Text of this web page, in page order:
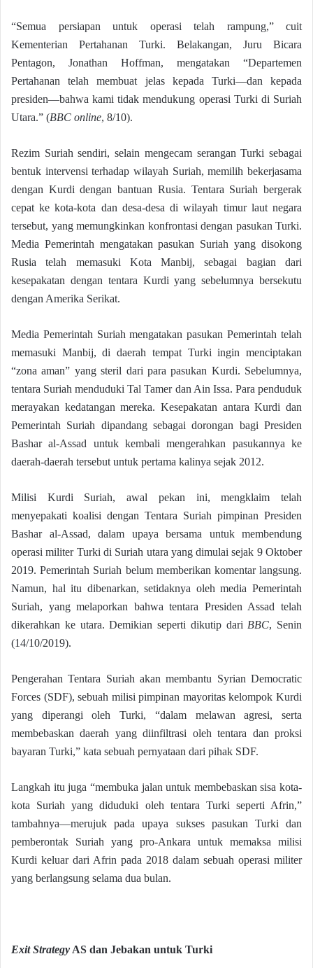
“Semua persiapan untuk operasi telah rampung,” cuit
Kementerian Pertahanan Turki. Belakangan, Juru Bicara
Pentagon, Jonathan Hoffman, mengatakan “Departemen
Pertahanan telah membuat jelas kepada Turki—dan kepada
presiden—bahwa kami tidak mendukung operasi Turki di Suriah
Utara.” (BBC online, 8/10).
Rezim Suriah sendiri, selain mengecam serangan Turki sebagai
bentuk intervensi terhadap wilayah Suriah, memilih bekerjasama
dengan Kurdi dengan bantuan Rusia. Tentara Suriah bergerak
cepat ke kota-kota dan desa-desa di wilayah timur laut negara
tersebut, yang memungkinkan konfrontasi dengan pasukan Turki.
Media Pemerintah mengatakan pasukan Suriah yang disokong
Rusia telah memasuki Kota Manbij, sebagai bagian dari
kesepakatan dengan tentara Kurdi yang sebelumnya bersekutu
dengan Amerika Serikat.
Media Pemerintah Suriah mengatakan pasukan Pemerintah telah
memasuki Manbij, di daerah tempat Turki ingin menciptakan
“zona aman” yang steril dari para pasukan Kurdi. Sebelumnya,
tentara Suriah menduduki Tal Tamer dan Ain Issa. Para penduduk
merayakan kedatangan mereka. Kesepakatan antara Kurdi dan
Pemerintah Suriah dipandang sebagai dorongan bagi Presiden
Bashar al-Assad untuk kembali mengerahkan pasukannya ke
daerah-daerah tersebut untuk pertama kalinya sejak 2012.
Milisi Kurdi Suriah, awal pekan ini, mengklaim telah
menyepakati koalisi dengan Tentara Suriah pimpinan Presiden
Bashar al-Assad, dalam upaya bersama untuk membendung
operasi militer Turki di Suriah utara yang dimulai sejak 9 Oktober
2019. Pemerintah Suriah belum memberikan komentar langsung.
Namun, hal itu dibenarkan, setidaknya oleh media Pemerintah
Suriah, yang melaporkan bahwa tentara Presiden Assad telah
dikerahkan ke utara. Demikian seperti dikutip dari BBC, Senin
(14/10/2019).
Pengerahan Tentara Suriah akan membantu Syrian Democratic
Forces (SDF), sebuah milisi pimpinan mayoritas kelompok Kurdi
yang diperangi oleh Turki, “dalam melawan agresi, serta
membebaskan daerah yang diinfiltrasi oleh tentara dan proksi
bayaran Turki,” kata sebuah pernyataan dari pihak SDF.
Langkah itu juga “membuka jalan untuk membebaskan sisa kota-
kota Suriah yang diduduki oleh tentara Turki seperti Afrin,”
tambahnya—merujuk pada upaya sukses pasukan Turki dan
pemberontak Suriah yang pro-Ankara untuk memaksa milisi
Kurdi keluar dari Afrin pada 2018 dalam sebuah operasi militer
yang berlangsung selama dua bulan.
Exit Strategy AS dan Jebakan untuk Turki